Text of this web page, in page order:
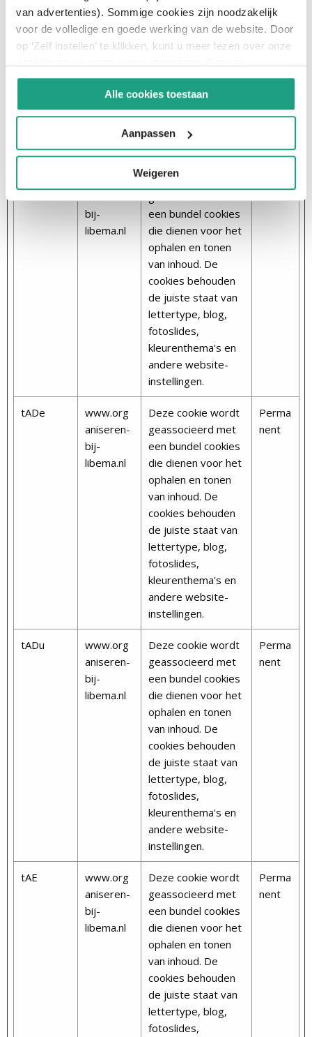
van advertenties). Sommige cookies zijn noodzakelijk
voor de volledige en goede werking van de website. Door
op ‘Zelf instellen’ te klikken, kunt u meer lezen over onze
‘Accepteren en doorgaan’ te klikken, gaat u akkoord met
het gebruik van alle cookies zoals omschreven in
onzeCookieverklaring.
Alle cookies toestaan
Aanpassen
Weigeren
SERVERID
libema.car
eer.emply
.com
Deze cookie wordt
gebruikt om de
bezoeker aan een
specifieke server
toe te wijzen –
deze functie is
nodig voor de
websitefunctionalit
eit.
Sessie
aniseren-
bij-
libema.nl
Deze cookie wordt
geassocieerd met
een bundel cookies
die dienen voor het
ophalen en tonen
van inhoud. De
cookies behouden
de juiste staat van
lettertype, blog,
fotoslides,
kleurenthema's en
andere website-
instellingen.
nent
tADe
www.org
aniseren-
bij-
libema.nl
Deze cookie wordt
geassocieerd met
een bundel cookies
die dienen voor het
ophalen en tonen
van inhoud. De
cookies behouden
de juiste staat van
lettertype, blog,
fotoslides,
kleurenthema's en
andere website-
instellingen.
Perma
nent
tADu
www.org
aniseren-
bij-
libema.nl
Deze cookie wordt
geassocieerd met
een bundel cookies
die dienen voor het
ophalen en tonen
van inhoud. De
cookies behouden
de juiste staat van
lettertype, blog,
fotoslides,
kleurenthema's en
andere website-
instellingen.
Perma
nent
tAE
www.org
aniseren-
bij-
libema.nl
Deze cookie wordt
geassocieerd met
een bundel cookies
die dienen voor het
ophalen en tonen
van inhoud. De
cookies behouden
de juiste staat van
lettertype, blog,
fotoslides,
Perma
nent